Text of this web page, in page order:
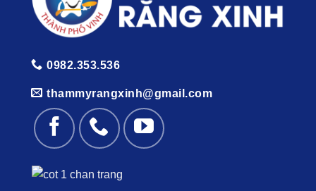
0982.353.536
thammyrangxinh@gmail.com